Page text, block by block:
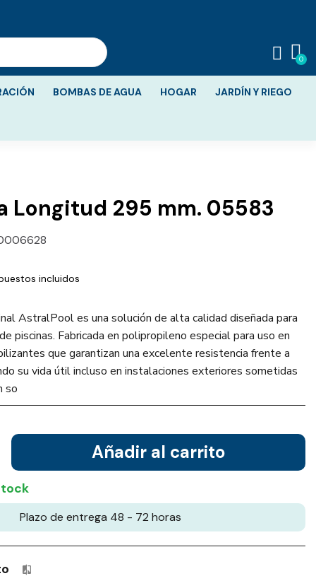
BOMBAS DE AGUA HOGAR JARDÍN Y RIEGO
Longitud 295 mm. 05583
incluidos
AstralPool es una solución de alta calidad diseñada para
piscinas. Fabricada en polipropileno especial para uso en
que garantizan una excelente resistencia frente a
su vida útil incluso en instalaciones exteriores sometidas
so
Añadir al carrito
Plazo de entrega 48 - 72 horas
Productos incluidos en tu lista de comparación: 0 / 4